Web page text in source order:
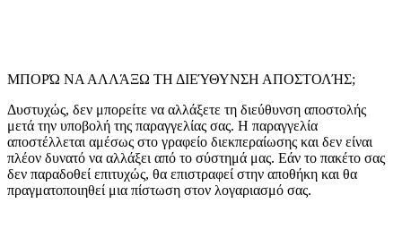
ΜΠΟΡΏ ΝΑ ΑΛΛΆΞΩ ΤΗ ΔΙΕΎΘΥΝΣΗ ΑΠΟΣΤΟΛΉΣ;
Δυστυχώς, δεν μπορείτε να αλλάξετε τη διεύθυνση αποστολής
μετά την υποβολή της παραγγελίας σας. Η παραγγελία
αποστέλλεται αμέσως στο γραφείο διεκπεραίωσης και δεν είναι
πλέον δυνατό να αλλάξει από το σύστημά μας. Εάν το πακέτο σας
δεν παραδοθεί επιτυχώς, θα επιστραφεί στην αποθήκη και θα
πραγματοποιηθεί μια πίστωση στον λογαριασμό σας.